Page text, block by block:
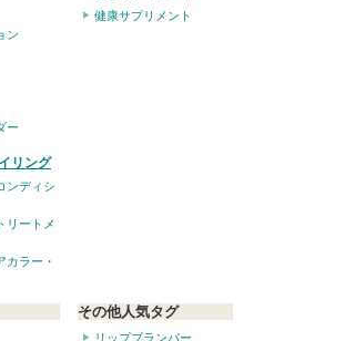
ン
ー
リング
ンディシ
リートメ
カラー・
健康サプリメント
その他人気タグ
リッププランパー